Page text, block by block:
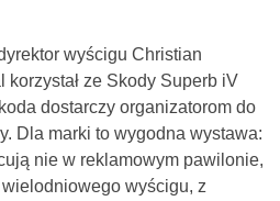
wyścigu Christian
korzystał ze Skody Superb iV
dostarczy organizatorom do
Dla marki to wygodna wystawa:
nie w reklamowym pawilonie,
wielodniowego wyścigu, z